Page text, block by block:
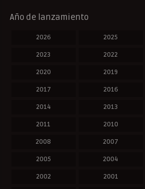
Año de lanzamiento
2026 2025
2023 2022
2020 2019
2017 2016
2014 2013
2011 2010
2008 2007
2005 2004
2002 2001